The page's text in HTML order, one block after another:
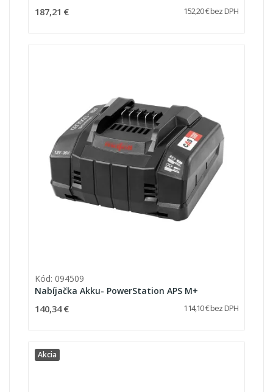
187,21 € 152,20 € bez DPH
Kód: 094509
Nabíjačka Akku- PowerStation APS M+
140,34 € 114,10 € bez DPH
Akcia